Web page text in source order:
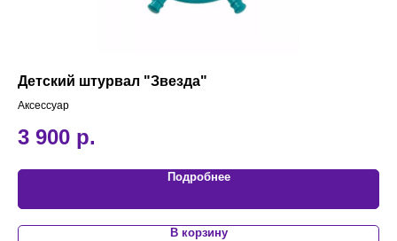
Детский штурвал "Звезда"
Аксессуар
3 900 р.
Подробнее
В корзину